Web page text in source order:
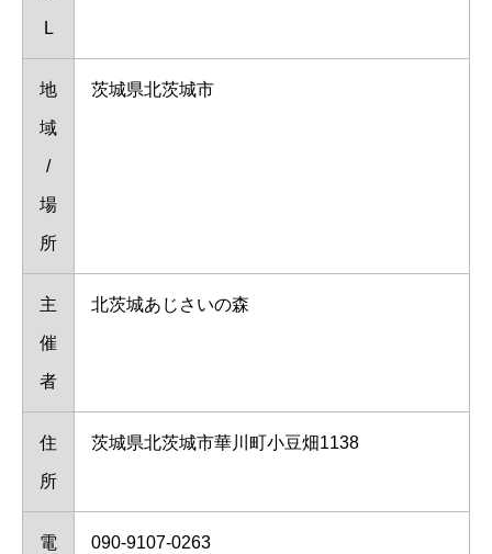
L
地
域
/
場
所
茨城県北茨城市
主
催
者
北茨城あじさいの森
住
所
茨城県北茨城市華川町小豆畑1138
電 090-9107-0263